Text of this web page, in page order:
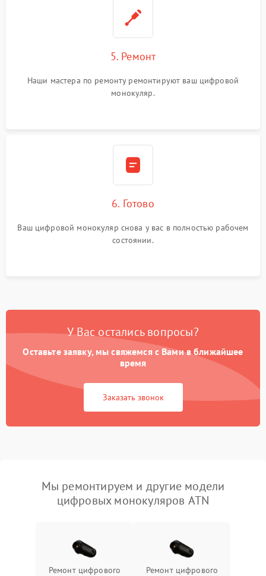
5. Ремонт
Наши мастера по ремонту ремонтируют ваш цифровой
монокуляр.
6. Готово
Ваш цифровой монокуляр снова у вас в полностью рабочем
состоянии.
У Вас остались вопросы?
Оставьте заявку, мы свяжемся с Вами в ближайшее
время
Заказать звонок
Мы ремонтируем и другие модели
цифровых монокуляров ATN
Ремонт цифрового
Ремонт цифрового